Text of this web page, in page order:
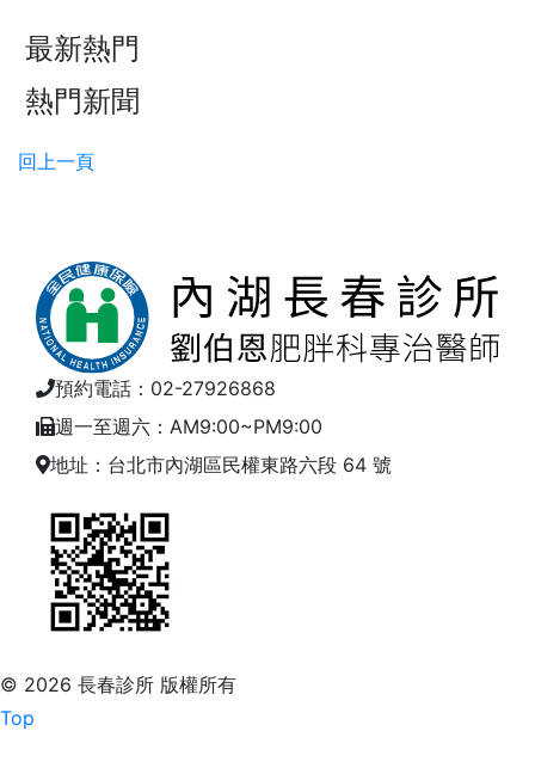
最新熱門
熱門新聞
回上一頁
預約電話：02-27926868
週一至週六：AM9:00~PM9:00
地址：台北市內湖區民權東路六段 64 號
© 2026 長春診所 版權所有
Top